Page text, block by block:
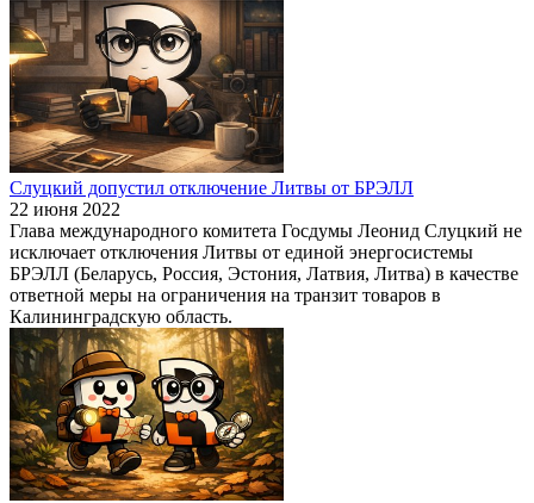
Слуцкий допустил отключение Литвы от БРЭЛЛ
22 июня 2022
Глава международного комитета Госдумы Леонид Слуцкий не
исключает отключения Литвы от единой энергосистемы
БРЭЛЛ (Беларусь, Россия, Эстония, Латвия, Литва) в качестве
ответной меры на ограничения на транзит товаров в
Калининградскую область.